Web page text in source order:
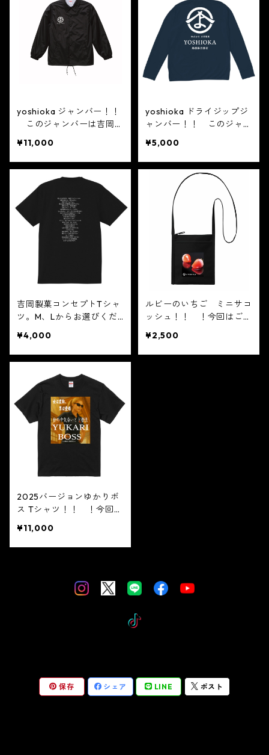
いたします。）
yoshioka ジャンバー！！
このジャンバーは吉岡製
望の多かった最新のTシャ
ツを販売します。S、M、L
からお選びください。（後
日子供用の販売もいたしま
す。）
¥11,000
yoshioka ドライジップジ
ャンバー！！ このジャン
役！今回はご要望の多かっ
た最新のTシャツを販売し
ます。S、M、Lからお選び
ください。（後日子供用の
販売もいたします。）
¥5,000
吉岡製菓コンセプトTシャ
ツ。M、Lからお選びくだ
もいたします。）
¥4,000
ルビーのいちご ミニサコ
ッシュ！！ ！今回はご要
を販売します。
¥2,500
2025バージョンゆかりボ
ス Tシャツ！！ ！今回は
シャツを販売します。サイ
ズはLのみ。
¥11,000
保存 シェア LINE ポスト